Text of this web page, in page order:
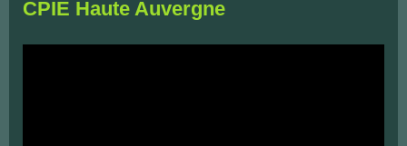
CPIE Haute Auvergne